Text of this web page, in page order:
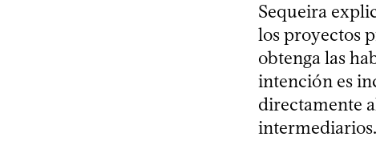
Sequeira
los proyectos
obtenga las
intención es
directamente
intermediarios.